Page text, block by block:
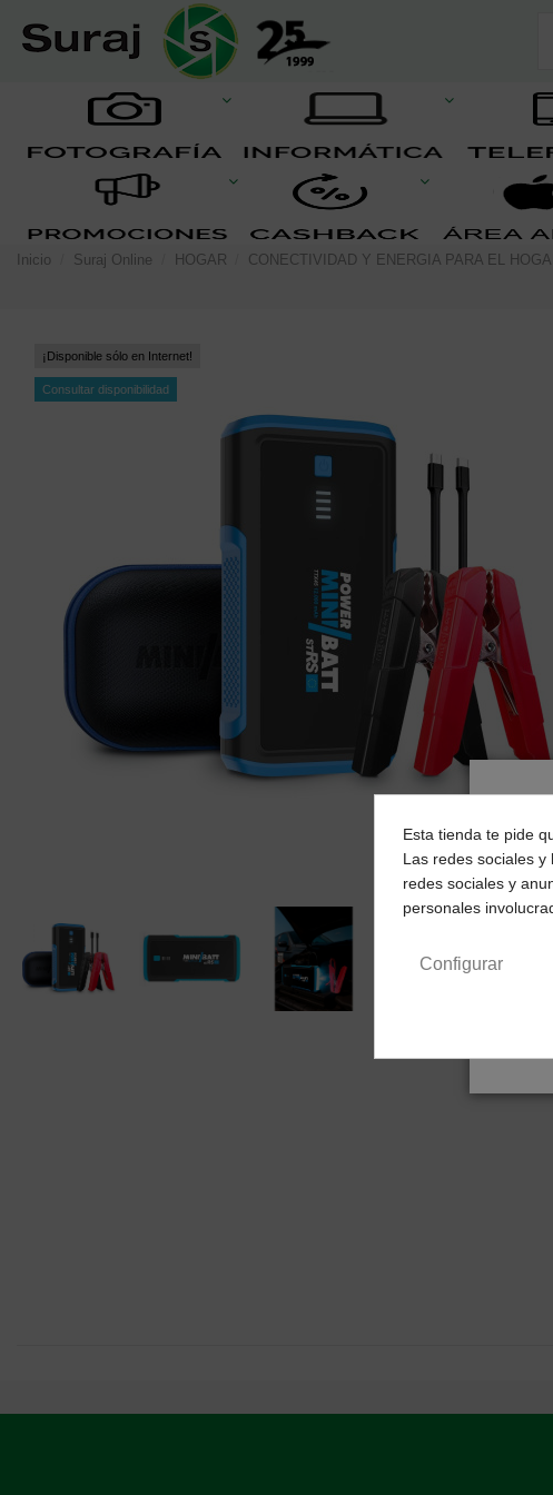
Inicio Suraj Online HOGAR CONECTIVIDAD Y ENERGIA PARA EL
¡Disponible sólo en Internet!
Consultar disponibilidad
Esta tienda te pide
Las redes sociales
redes sociales y
personales
Configurar